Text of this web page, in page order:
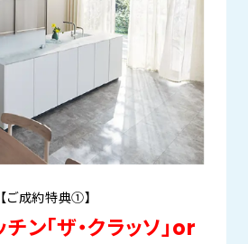
【ご成約特典①】
ン「ザ・クラッソ」or